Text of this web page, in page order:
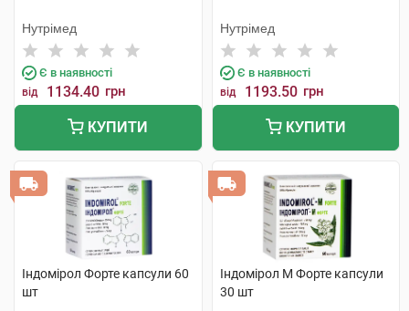
Нутрімед
Є в наявності
від 1134.40 грн
КУПИТИ
Нутрімед
Є в наявності
від 1193.50 грн
КУПИТИ
Індомірол Форте капсули 60
шт
Індомірол М Форте капсули
30 шт